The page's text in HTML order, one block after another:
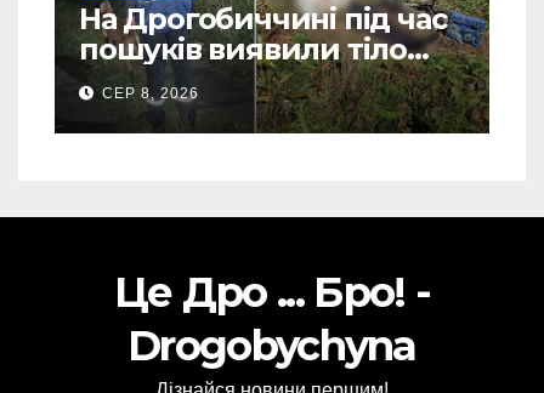
На Дрогобиччині під час
пошуків виявили тіло
зниклого чоловіка (Фото)
СЕР 8, 2026
Це Дро ... Бро! -
Drogobychyna